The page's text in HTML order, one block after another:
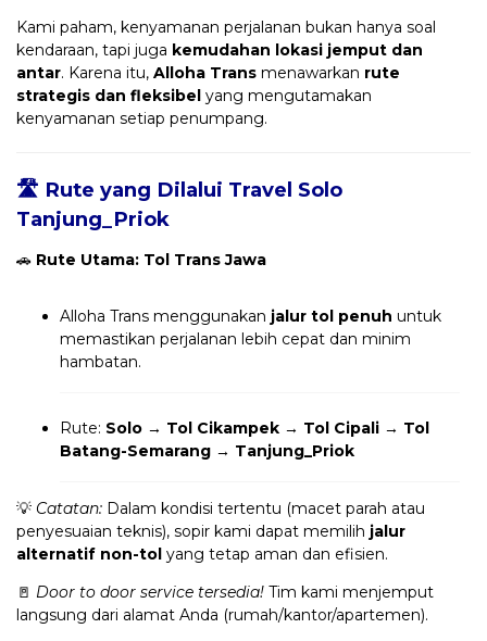
Kami paham, kenyamanan perjalanan bukan hanya soal
kendaraan, tapi juga kemudahan lokasi jemput dan
antar. Karena itu, Alloha Trans menawarkan rute
strategis dan fleksibel yang mengutamakan
kenyamanan setiap penumpang.
🛣️ Rute yang Dilalui Travel Solo
Tanjung_Priok
🚗 Rute Utama: Tol Trans Jawa
Alloha Trans menggunakan jalur tol penuh untuk
memastikan perjalanan lebih cepat dan minim
hambatan.
Rute: Solo → Tol Cikampek → Tol Cipali → Tol
Batang-Semarang → Tanjung_Priok
💡 Catatan: Dalam kondisi tertentu (macet parah atau
penyesuaian teknis), sopir kami dapat memilih jalur
alternatif non-tol yang tetap aman dan efisien.
🚪 Door to door service tersedia! Tim kami menjemput
langsung dari alamat Anda (rumah/kantor/apartemen).